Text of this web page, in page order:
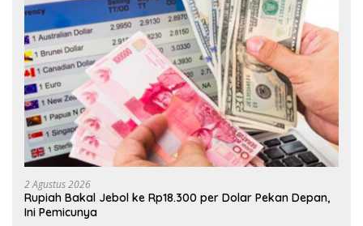
2 Agustus 2026
Rupiah Bakal Jebol ke Rp18.300 per Dolar Pekan Depan,
Ini Pemicunya